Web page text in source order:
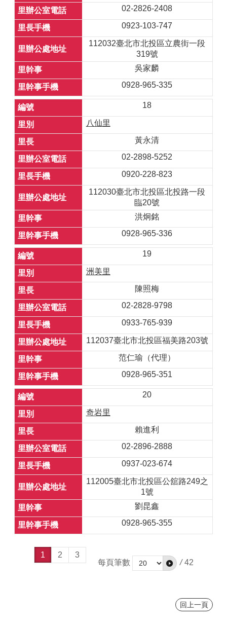
02-2826-2408
0923-103-747
112032臺北市北投區立農街一段
319號
吳家麟
0928-965-335
18
八仙里
黃永清
02-2898-5252
0920-228-823
112030臺北市北投區北投路一段
臨20號
洪炯銘
0928-965-336
19
洲美里
陳照梅
02-2828-9798
0933-765-939
112037臺北市北投區福美路203號
范仁瑜（代理）
0928-965-351
20
奇岩里
賴進利
02-2896-2888
0937-023-674
112005臺北市北投區公舘路249之
1號
劉昆鑫
0928-965-355
1 2
3
每頁筆數
/ 42
回上一頁